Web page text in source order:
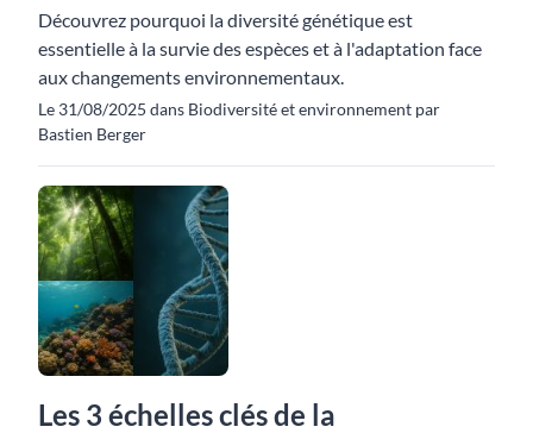
Découvrez pourquoi la diversité génétique est
essentielle à la survie des espèces et à l'adaptation face
aux changements environnementaux.
Le 31/08/2025 dans Biodiversité et environnement par
Bastien Berger
Les 3 échelles clés de la